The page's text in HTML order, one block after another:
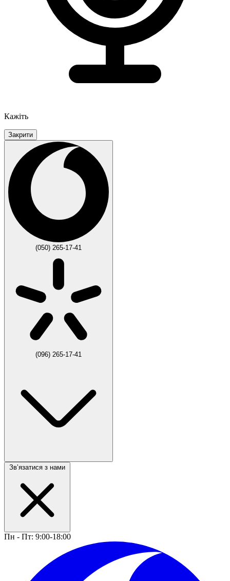
Кажіть
Закрити
(050) 265-17-41
(096) 265-17-41
Звʼязатися з нами
Пн - Пт: 9:00-18:00